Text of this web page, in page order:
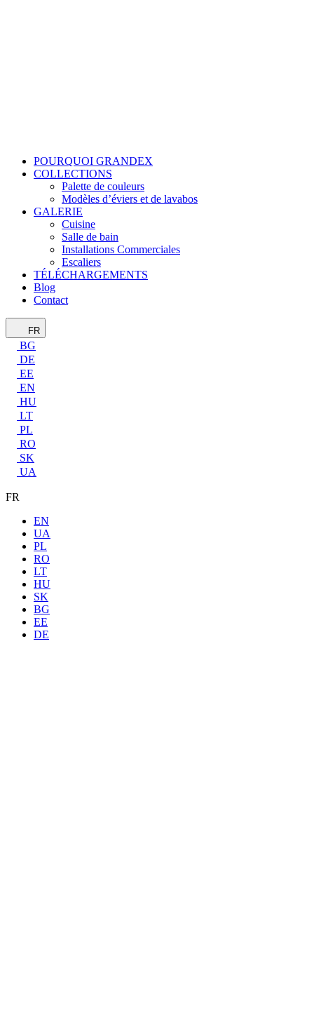
POURQUOI GRANDEX
COLLECTIONS
Palette de couleurs
Modèles d’éviers et de lavabos
GALERIE
Cuisine
Salle de bain
Installations Commerciales
Escaliers
TÉLÉCHARGEMENTS
Blog
Contact
FR
BG
DE
EE
EN
HU
LT
PL
RO
SK
UA
FR
EN
UA
PL
RO
LT
HU
SK
BG
EE
DE